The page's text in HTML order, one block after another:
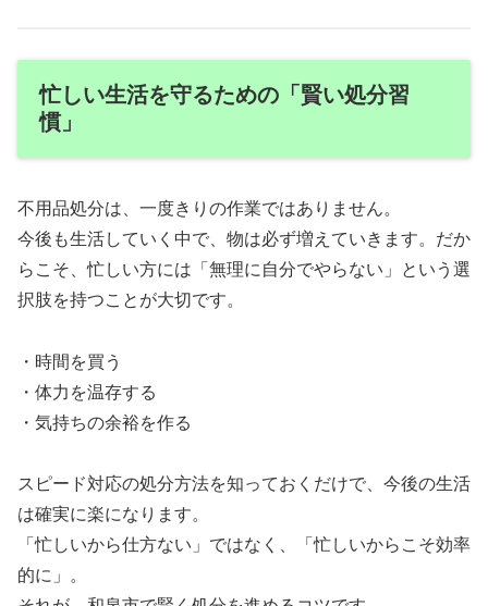
忙しい生活を守るための「賢い処分習
慣」
不用品処分は、一度きりの作業ではありません。
今後も生活していく中で、物は必ず増えていきます。だか
らこそ、忙しい方には「無理に自分でやらない」という選
択肢を持つことが大切です。
・時間を買う
・体力を温存する
・気持ちの余裕を作る
スピード対応の処分方法を知っておくだけで、今後の生活
は確実に楽になります。
「忙しいから仕方ない」ではなく、「忙しいからこそ効率
的に」。